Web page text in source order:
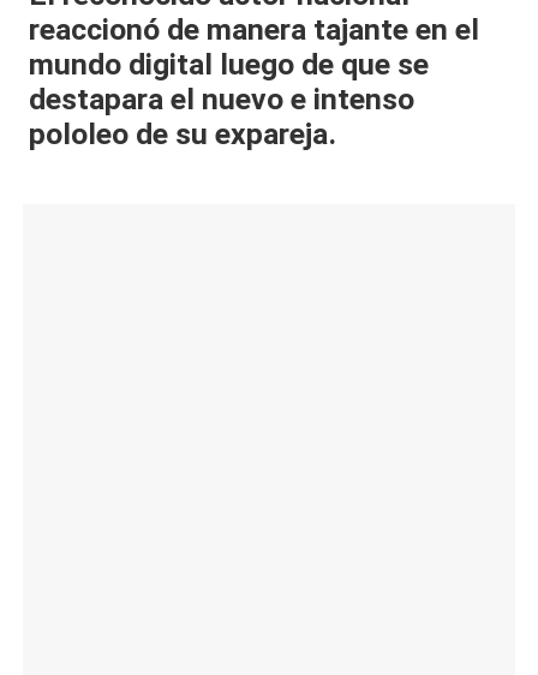
al
it
y
s,
reaccionó de manera tajante en el
mundo digital luego de que se
destapara el nuevo e intenso
pololeo de su expareja.